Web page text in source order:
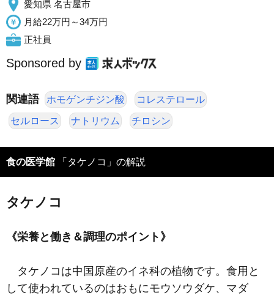
愛知県 名古屋市
月給22万円～34万円
正社員
Sponsored by
関連語 ホモゲンチジン酸 コレステロール
セルロース ナトリウム チロシン
食の医学館 「タケノコ」の解説
タケノコ
《栄養と働き＆調理のポイント》
タケノコは中国原産のイネ科の植物です。食用と
して使われているのはおもにモウソウダケ、マダ